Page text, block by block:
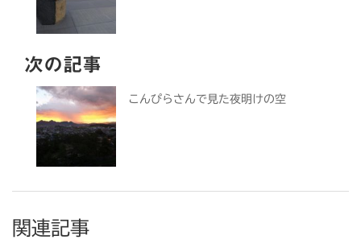
次の記事
こんぴらさんで見た夜明けの空
関連記事